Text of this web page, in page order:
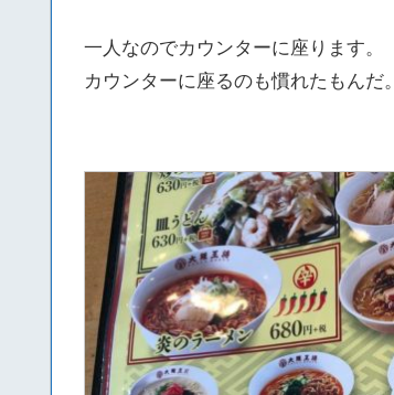
一人なのでカウンターに座ります。
カウンターに座るのも慣れたもんだ。